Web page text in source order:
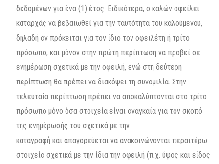
δεδομένων για ένα (1) έτος. Ειδικότερα, ο καλών οφείλει
καταρχάς να βεβαιωθεί για την ταυτότητα του καλούμενου,
δηλαδή αν πρόκειται για τον ίδιο τον οφειλέτη ή τρίτο
πρόσωπο, και μόνον στην πρώτη περίπτωση να προβεί σε
ενημέρωση σχετικά με την οφειλή, ενώ στη δεύτερη
περίπτωση θα πρέπει να διακόψει τη συνομιλία. Στην
τελευταία περίπτωση πρέπει να αποκαλύπτονται στο τρίτο
πρόσωπο μόνο όσα στοιχεία είναι αναγκαία για τον σκοπό
της ενημέρωσής του σχετικά με την
καταγραφή και απαγορεύεται να ανακοινώνονται περαιτέρω
στοιχεία σχετικά με την ίδια την οφειλή (π.χ. ύψος και είδος